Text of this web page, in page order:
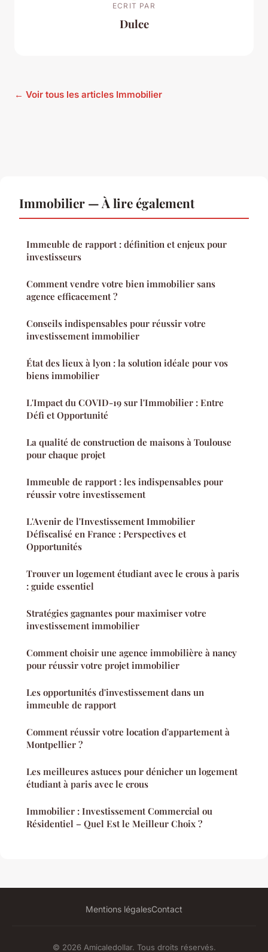
ECRIT PAR
Dulce
← Voir tous les articles Immobilier
Immobilier — À lire également
Immeuble de rapport : définition et enjeux pour
investisseurs
Comment vendre votre bien immobilier sans
agence efficacement ?
Conseils indispensables pour réussir votre
investissement immobilier
État des lieux à lyon : la solution idéale pour vos
biens immobilier
L'Impact du COVID-19 sur l'Immobilier : Entre
Défi et Opportunité
La qualité de construction de maisons à Toulouse
pour chaque projet
Immeuble de rapport : les indispensables pour
réussir votre investissement
L'Avenir de l'Investissement Immobilier
Défiscalisé en France : Perspectives et
Opportunités
Trouver un logement étudiant avec le crous à paris
: guide essentiel
Stratégies gagnantes pour maximiser votre
investissement immobilier
Comment choisir une agence immobilière à nancy
pour réussir votre projet immobilier
Les opportunités d'investissement dans un
immeuble de rapport
Comment réussir votre location d'appartement à
Montpellier ?
Les meilleures astuces pour dénicher un logement
étudiant à paris avec le crous
Immobilier : Investissement Commercial ou
Résidentiel – Quel Est le Meilleur Choix ?
Mentions légalesContact
© 2026 Amicaledollar. Tous droits réservés.